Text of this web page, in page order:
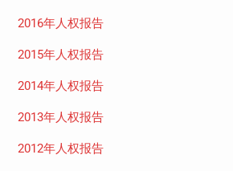
2016年人权报告
2015年人权报告
2014年人权报告
2013年人权报告
2012年人权报告